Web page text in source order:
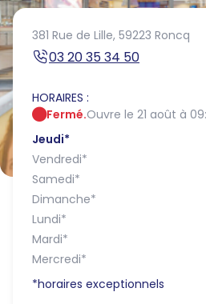
381 Rue de Lille, 59223 Roncq
03 20 35 34 50
HORAIRES :
Fermé.Ouvre le 21 août à
Jeudi*
Vendredi*
Samedi*
Dimanche*
Lundi*
Mardi*
Mercredi*
*horaires exceptionnels